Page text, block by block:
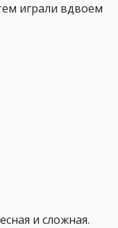
играли вдвоем
и сложная.